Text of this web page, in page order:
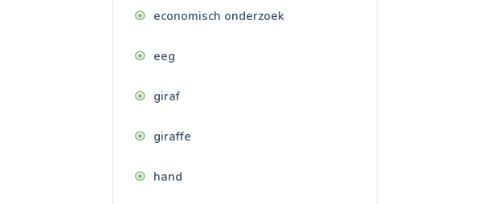
economisch onderzoek
eeg
giraf
giraffe
hand